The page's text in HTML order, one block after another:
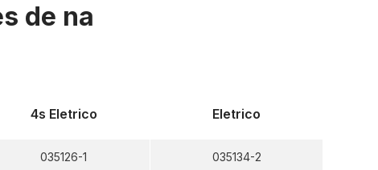
de na
4s Eletrico
035126-1
Eletrico
035134-2